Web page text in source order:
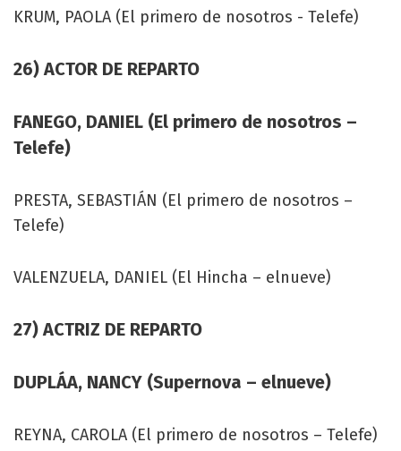
KRUM, PAOLA (El primero de nosotros - Telefe)
26) ACTOR DE REPARTO
FANEGO, DANIEL (El primero de nosotros –
Telefe)
PRESTA, SEBASTIÁN (El primero de nosotros –
Telefe)
VALENZUELA, DANIEL (El Hincha – elnueve)
27) ACTRIZ DE REPARTO
DUPLÁA, NANCY (Supernova – elnueve)
REYNA, CAROLA (El primero de nosotros – Telefe)